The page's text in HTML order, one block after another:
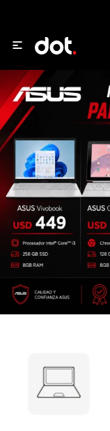

Notebooks y PC
Celulares,
Informática
Audio, Foto y
Consolas y